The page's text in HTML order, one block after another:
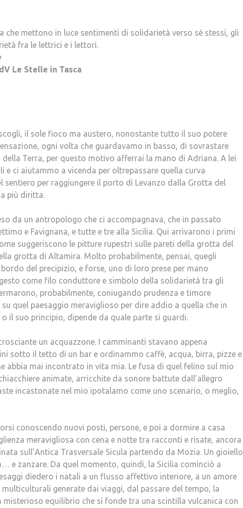
mettono in luce sentimenti di solidarietà verso sé stessi, gli
fra le lettrici e i lettori.
Le Stelle in Tasca
il sole fioco ma austero, nonostante tutto il suo potere
ogni volta che guardavamo in basso, di sovrastare
Terra, per questo motivo afferrai la mano di Adriana. A lei
e ci aiutammo a vicenda per oltrepassare quella curva
sentiero per raggiungere il porto di Levanzo dalla Grotta del
più diritta.
da un antropologo che ci accompagnava, che in passato
e Favignana, e tutte e tre alla Sicilia. Qui arrivarono i primi
suggeriscono le pitture rupestri sulle pareti della grotta del
grotta di Altamira. Molto probabilmente, pensai, quegli
del precipizio, e forse, uno di loro prese per mano
come filo conduttore e simbolo della solidarietà tra gli
probabilmente, coniugando prudenza e timore
quel paesaggio meraviglioso per dire addio a quella che in
il suo principio, dipende da quale parte si guardi.
un acquazzone. I camminanti stavano appena
sotto il tetto di un bar e ordinammo caffè, acqua, birra, pizze e
abbia mai incontrato in vita mia. Le fusa di quel felino sul mio
animate, arricchite da sonore battute dall’allegro
incastonate nel mio ipotalamo come uno scenario, o meglio,
conoscendo nuovi posti, persone, e poi a dormire a casa
meravigliosa con cena e notte tra racconti e risate, ancora
sull’Antica Trasversale Sicula partendo da Mozia. Un gioiello
e zanzare. Da quel momento, quindi, la Sicilia cominciò a
diedero i natali a un flusso affettivo interiore, a un amore
generate dai viaggi, dal passare del tempo, la
misterioso equilibrio che si fonde tra una scintilla vulcanica con